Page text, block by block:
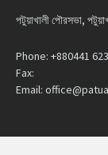
পটুয়াখালী পৌরসভা,
Phone: +880441
Fax:
Email: